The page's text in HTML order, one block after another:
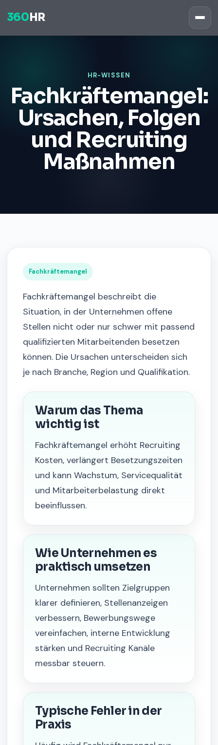
360 HR
HR-WISSEN
Fachkräftemangel:
Ursachen, Folgen
und Recruiting
Maßnahmen
Fachkräftemangel
Fachkräftemangel beschreibt die
Situation, in der Unternehmen offene
Stellen nicht oder nur schwer mit passend
qualifizierten Mitarbeitenden besetzen
können. Die Ursachen unterscheiden sich
je nach Branche, Region und Qualifikation.
Warum das Thema
wichtig ist
Fachkräftemangel erhöht Recruiting
Kosten, verlängert Besetzungszeiten
und kann Wachstum, Servicequalität
und Mitarbeiterbelastung direkt
beeinflussen.
Wie Unternehmen es
praktisch umsetzen
Unternehmen sollten Zielgruppen
klarer definieren, Stellenanzeigen
verbessern, Bewerbungswege
vereinfachen, interne Entwicklung
stärken und Recruiting Kanäle
messbar steuern.
Typische Fehler in der
Praxis